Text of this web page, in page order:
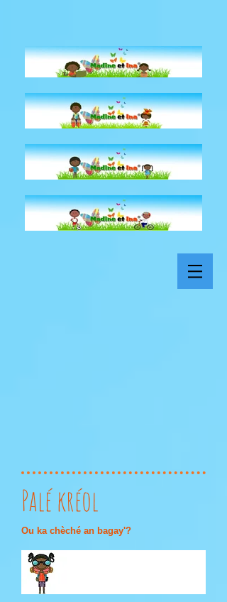
Palé kréol
Ou ka chèché an bagay'?